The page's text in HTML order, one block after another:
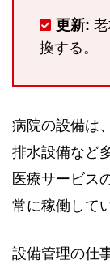
更新:
換する。
病院の設備は
排水設備など
医療サービス
常に稼働して
設備管理の仕